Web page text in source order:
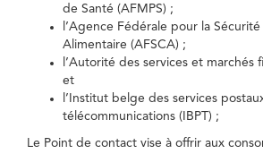
de Santé (AFMPS) ;
l’Agence Fédérale pour la
Alimentaire (AFSCA) ;
l’Autorité des services et marchés
et
l’Institut belge des services
télécommunications (IBPT) ;
Le Point de contact vise à offrir aux